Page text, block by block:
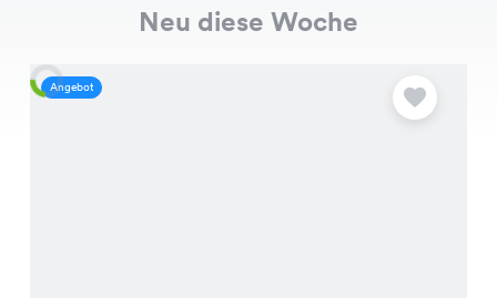
Neu diese Woche
Angebot